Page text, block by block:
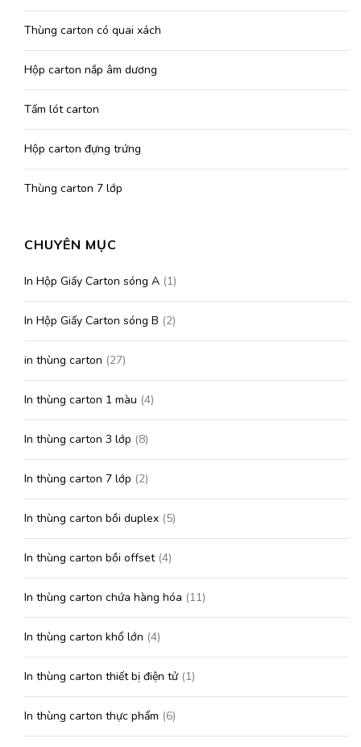
Thùng carton có quai xách
Hộp carton nắp âm dương
Tấm lót carton
Hộp carton đựng trứng
Thùng carton 7 lớp
CHUYÊN MỤC
In Hộp Giấy Carton sóng A (1)
In Hộp Giấy Carton sóng B (2)
in thùng carton (27)
In thùng carton 1 màu (4)
In thùng carton 3 lớp (8)
In thùng carton 7 lớp (2)
In thùng carton bồi duplex (5)
In thùng carton bồi offset(4)
In thùng carton chứa hàng hóa (11)
In thùng carton khổ lớn (4)
In thùng carton thiết bị điện tử(1)
In thùng carton thực phẩm (6)